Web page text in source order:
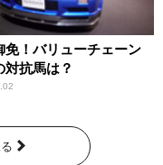
免！バリューチェーン
対抗馬は？